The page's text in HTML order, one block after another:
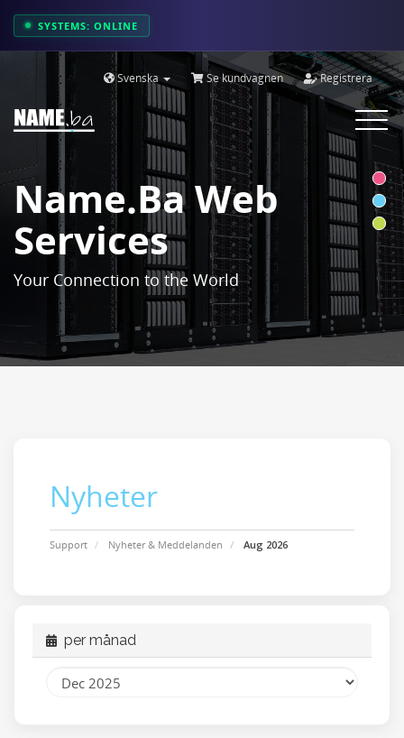
SYSTEMS: ONLINE
Svenska Se kundvagnen Registrera
Toggle
Name.ba Web
Services
Your Connection to the World
Nyheter
Support Nyheter & Meddelanden Aug 2026
per månad